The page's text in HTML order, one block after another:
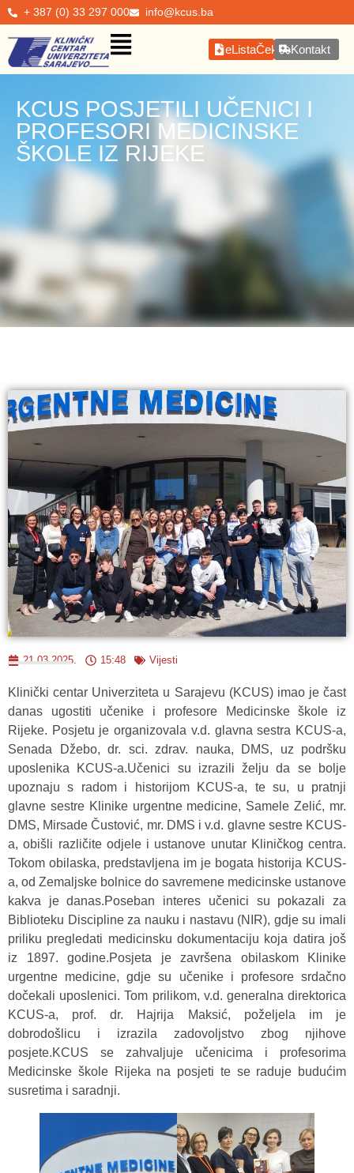
+ 387 (0) 33 297 000 info@kcus.ba
eListaČekanjaKontakt
KCUS POSJETILI UČENICI I
PROFESORI MEDICINSKE
ŠKOLE IZ RIJEKE
21.03.2025. 15:48 Vijesti
Klinički centar Univerziteta u Sarajevu (KCUS) imao je čast
danas ugostiti učenike i profesore Medicinske škole iz
Rijeke. Posjetu je organizovala v.d. glavna sestra KCUS-a,
Senada Džebo, dr. sci. zdrav. nauka, DMS, uz podršku
uposlenika KCUS-a.Učenici su izrazili želju da se bolje
upoznaju s radom i historijom KCUS-a, te su, u pratnji
glavne sestre Klinike urgentne medicine, Samele Zelić, mr.
DMS, Mirsade Čustović, mr. DMS i v.d. glavne sestre KCUS-
a, obišli različite odjele i ustanove unutar Kliničkog centra.
Tokom obilaska, predstavljena im je bogata historija KCUS-
a, od Zemaljske bolnice do savremene medicinske ustanove
kakva je danas.Poseban interes učenici su pokazali za
Biblioteku Discipline za nauku i nastavu (NIR), gdje su imali
priliku pregledati medicinsku dokumentaciju koja datira još
iz 1897. godine.Posjeta je završena obilaskom Klinike
urgentne medicine, gdje su učenike i profesore srdačno
dočekali uposlenici. Tom prilikom, v.d. generalna direktorica
KCUS-a, prof. dr. Hajrija Maksić, poželjela im je
dobrodošlicu i izrazila zadovoljstvo zbog njihove
posjete.KCUS se zahvaljuje učenicima i profesorima
Medicinske škole Rijeka na posjeti te se raduje budućim
susretima i saradnji.